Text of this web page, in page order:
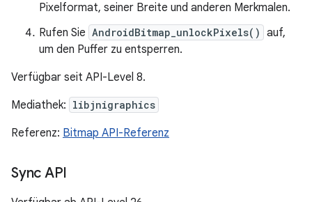
Pixelformat, seiner Breite und anderen Merkmalen.
Rufen Sie AndroidBitmap_unlockPixels() auf,
um den Puffer zu entsperren.
Verfügbar seit API-Level 8.
Mediathek: libjnigraphics
Referenz: Bitmap API-Referenz
Sync API